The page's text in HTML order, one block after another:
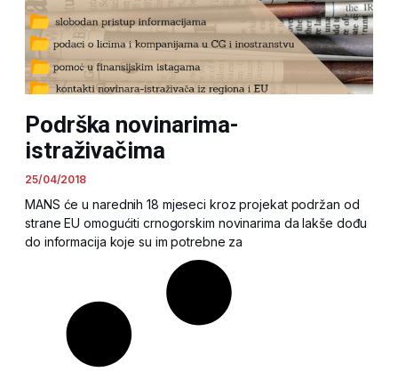
Podrška novinarima-
istraživačima
25/04/2018
MANS će u narednih 18 mjeseci kroz projekat podržan od
strane EU omogućiti crnogorskim novinarima da lakše dođu
do informacija koje su im potrebne za